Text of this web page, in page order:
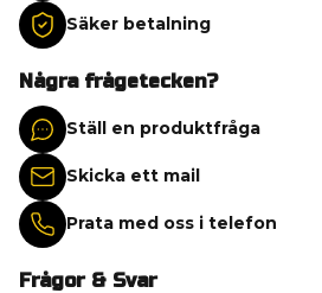
Säker betalning
Några frågetecken?
Ställ en produktfråga
Skicka ett mail
Prata med oss i telefon
Frågor & Svar